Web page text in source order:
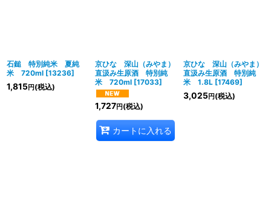
絞り込む
石鎚 特別純米 夏純
米 720ml [13236]
1,815円 (税込)
京ひな 深山（みやま）
直汲み生原酒 特別純
米 720ml [17033]
1,727円(税込)
カートに入れる
京ひな 深山（みやま）
直汲み生原酒 特別純
米 1.8L [17469]
3,025円(税込)